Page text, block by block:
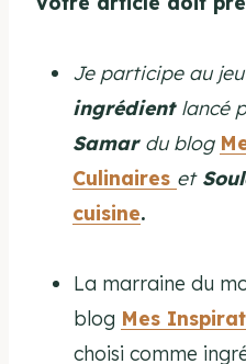
Je participe au jeu
ingrédient lancé
Samar du blog
Culinaires et
cuisine.
La marraine du
blog Mes
choisi comme